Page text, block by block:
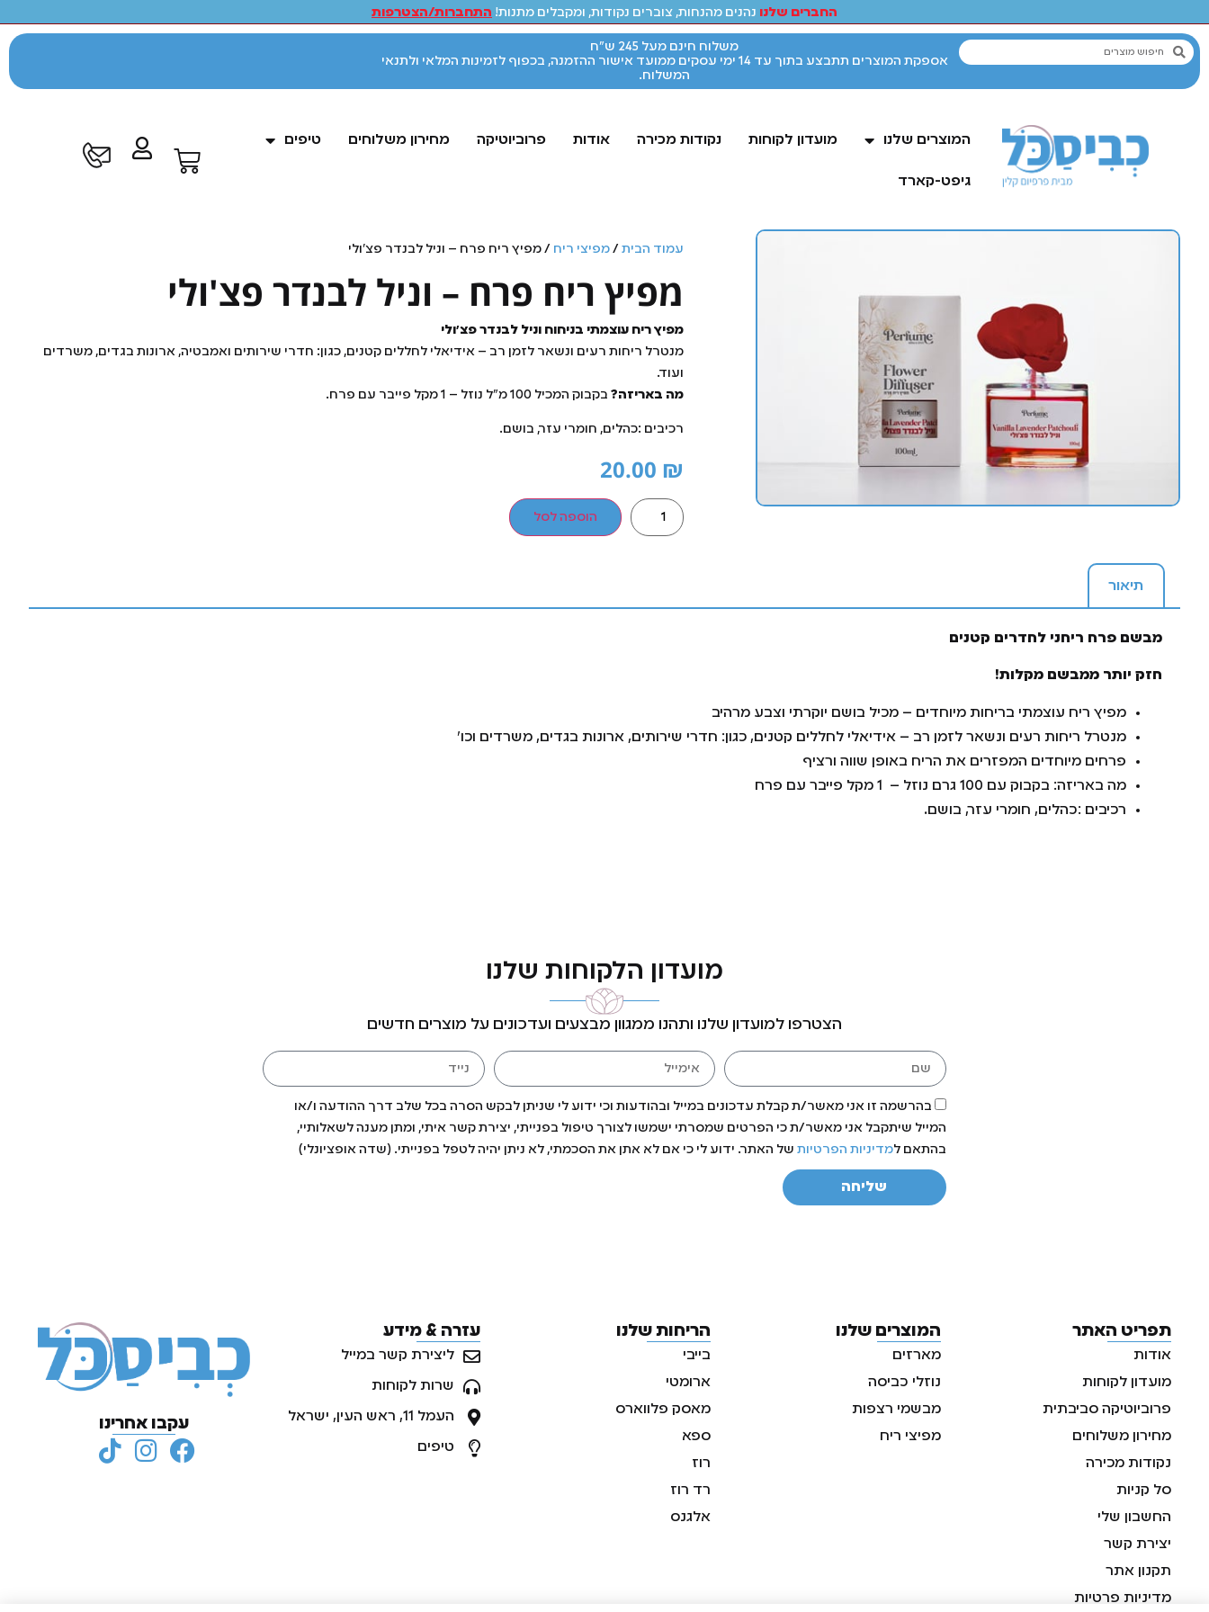
החברים שלנו נהנים מהנחות, צוברים נקודות, ומקבלים מתנות! התחברות/הצטרפות
משלוח חינם מעל 245 ש"ח
אספקת המוצרים תתבצע בתוך עד 14 ימי עסקים ממועד אישור ההזמנה, בכפוף לזמינות המלאי ולתנאי
המשלוח.
המוצרים שלנו מועדון לקוחות נקודות מכירה אודות פרוביוטיקה מחירון משלוחים טיפים
גיפט-קארד
עמוד הבית /מפיצי ריח / מפיץ ריח פרח – וניל לבנדר פצ'ולי
מפיץ ריח פרח – וניל לבנדר פצ'ולי
מפיץ ריח עוצמתי בניחוח וניל לבנדר פצ'ולי
מנטרל ריחות רעים ונשאר לזמן רב – אידיאלי לחללים קטנים, כגון: חדרי שירותים ואמבטיה, ארונות בגדים, משרדים
ועוד.
מה באריזה? בקבוק המכיל 100 מ"ל נוזל – 1 מקל פייבר עם פרח.
רכיבים :כהלים, חומרי עזר, בושם.
20.00 ₪
הוספה לסל
תיאור
מבשם פרח ריחני לחדרים קטנים
חזק יותר ממבשם מקלות!
מפיץ ריח עוצמתי בריחות מיוחדים – מכיל בושם יוקרתי וצבע מרהיב
מנטרל ריחות רעים ונשאר לזמן רב – אידיאלי לחללים קטנים, כגון: חדרי שירותים, ארונות בגדים, משרדים וכו’
פרחים מיוחדים המפזרים את הריח באופן שווה ורציף
מה באריזה: בקבוק עם 100 גרם נוזל – 1 מקל פייבר עם פרח
רכיבים :כהלים, חומרי עזר, בושם.
מועדון הלקוחות שלנו
הצטרפו למועדון שלנו ותהנו ממגוון מבצעים ועדכונים על מוצרים חדשים
בהרשמה זו אני מאשר/ת קבלת עדכונים במייל ובהודעות וכי ידוע לי שניתן לבקש הסרה בכל שלב דרך ההודעה ו/או
המייל שיתקבל אני מאשר/ת כי הפרטים שמסרתי ישמשו לצורך טיפול בפנייתי, יצירת קשר איתי, ומתן מענה לשאלותיי,
בהתאם למדיניות הפרטיות של האתר. ידוע לי כי אם לא אתן את הסכמתי, לא ניתן יהיה לטפל בפנייתי. (שדה אופציונלי)
שליחה
תפריט האתר
אודות
מועדון לקוחות
פרוביוטיקה סביבתית
מחירון משלוחים
נקודות מכירה
סל קניות
החשבון שלי
יצירת קשר
תקנון אתר
מדיניות פרטיות
המוצרים שלנו
מארזים
נוזלי כביסה
מבשמי רצפות
מפיצי ריח
הריחות שלנו
בייבי
ארומטי
מאסק פלווארס
ספא
רוז
רד רוז
אלגנס
עזרה & מידע
ליצירת קשר במייל
שרות לקוחות
העמל 11, ראש העין, ישראל
טיפים
עקבו אחרינו